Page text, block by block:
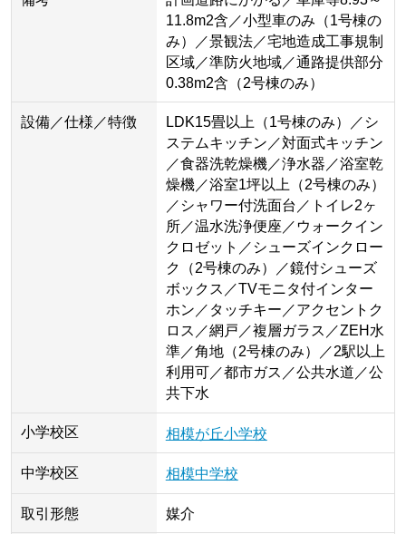
11.8m2含／小型車のみ（1号棟の
み）／景観法／宅地造成工事規制
区域／準防火地域／通路提供部分
0.38m2含（2号棟のみ）
設備／仕様／特徴
LDK15畳以上（1号棟のみ）／シ
ステムキッチン／対面式キッチン
／食器洗乾燥機／浄水器／浴室乾
燥機／浴室1坪以上（2号棟のみ）
／シャワー付洗面台／トイレ2ヶ
所／温水洗浄便座／ウォークイン
クロゼット／シューズインクロー
ク（2号棟のみ）／鏡付シューズ
ボックス／TVモニタ付インター
ホン／タッチキー／アクセントク
ロス／網戸／複層ガラス／ZEH水
準／角地（2号棟のみ）／2駅以上
利用可／都市ガス／公共水道／公
共下水
小学校区 相模が丘小学校
中学校区 相模中学校
取引形態 媒介